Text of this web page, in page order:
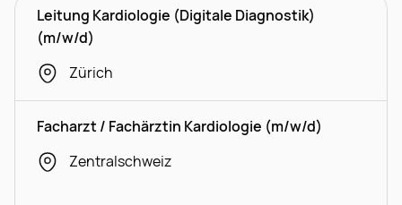
Leitung Kardiologie (Digitale Diagnostik)
(m/w/d)
Zürich
Facharzt / Fachärztin Kardiologie (m/w/d)
Zentralschweiz